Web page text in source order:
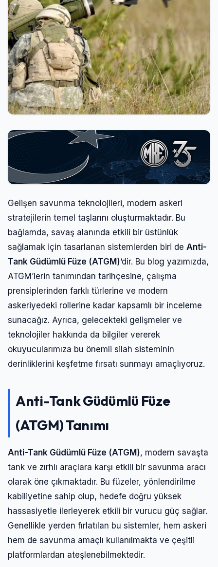
Gelişen savunma teknolojileri, modern askeri
stratejilerin temel taşlarını oluşturmaktadır. Bu
bağlamda, savaş alanında etkili bir üstünlük
sağlamak için tasarlanan sistemlerden biri de Anti-
Tank Güdümlü Füze (ATGM)‘dir. Bu blog yazımızda,
ATGM’lerin tanımından tarihçesine, çalışma
prensiplerinden farklı türlerine ve modern
askeriyedeki rollerine kadar kapsamlı bir inceleme
sunacağız. Ayrıca, gelecekteki gelişmeler ve
teknolojiler hakkında da bilgiler vererek
okuyucularımıza bu önemli silah sisteminin
derinliklerini keşfetme fırsatı sunmayı amaçlıyoruz.
Anti-Tank Güdümlü Füze
(ATGM) Tanımı
Anti-Tank Güdümlü Füze (ATGM), modern savaşta
tank ve zırhlı araçlara karşı etkili bir savunma aracı
olarak öne çıkmaktadır. Bu füzeler, yönlendirilme
kabiliyetine sahip olup, hedefe doğru yüksek
hassasiyetle ilerleyerek etkili bir vurucu güç sağlar.
Genellikle yerden fırlatılan bu sistemler, hem askeri
hem de savunma amaçlı kullanılmakta ve çeşitli
platformlardan ateşlenebilmektedir.